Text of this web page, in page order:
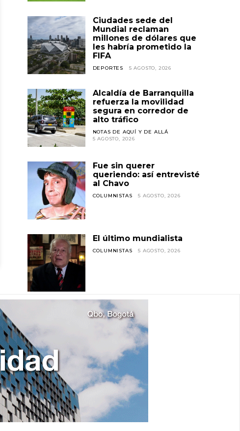
Ciudades sede del
Mundial reclaman
millones de dólares que
les habría prometido la
FIFA
DEPORTES 5 AGOSTO, 2026
Alcaldía de Barranquilla
refuerza la movilidad
segura en corredor de
alto tráfico
NOTAS DE AQUÍ Y DE ALLÁ
5 AGOSTO, 2026
Fue sin querer
queriendo: así entrevisté
al Chavo
COLUMNISTAS 5 AGOSTO, 2026
El último mundialista
COLUMNISTAS 5 AGOSTO, 2026